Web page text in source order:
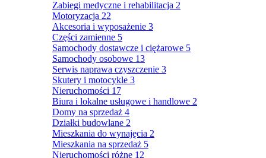
Zabiegi medyczne i rehabilitacja 2
Motoryzacja 22
Akcesoria i wyposażenie 3
Części zamienne 5
Samochody dostawcze i ciężarowe 5
Samochody osobowe 13
Serwis naprawa czyszczenie 3
Skutery i motocykle 3
Nieruchomości 17
Biura i lokalne usługowe i handlowe 2
Domy na sprzedaż 4
Działki budowlane 2
Mieszkania do wynajęcia 2
Mieszkania na sprzedaż 5
Nieruchomości różne 12